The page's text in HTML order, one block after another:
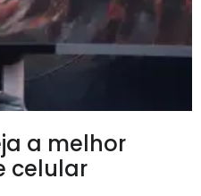
a melhor
celular